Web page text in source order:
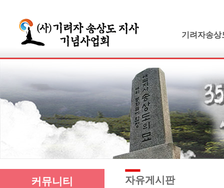
기려자송상
연보 및 가계
기려수필집
생애와사상
유묵과유품
연혁지
추모의글
커뮤니티 자유게시판